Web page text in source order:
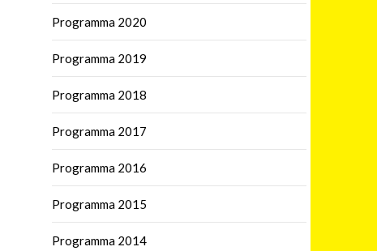
Programma 2020
Programma 2019
Programma 2018
Programma 2017
Programma 2016
Programma 2015
Programma 2014